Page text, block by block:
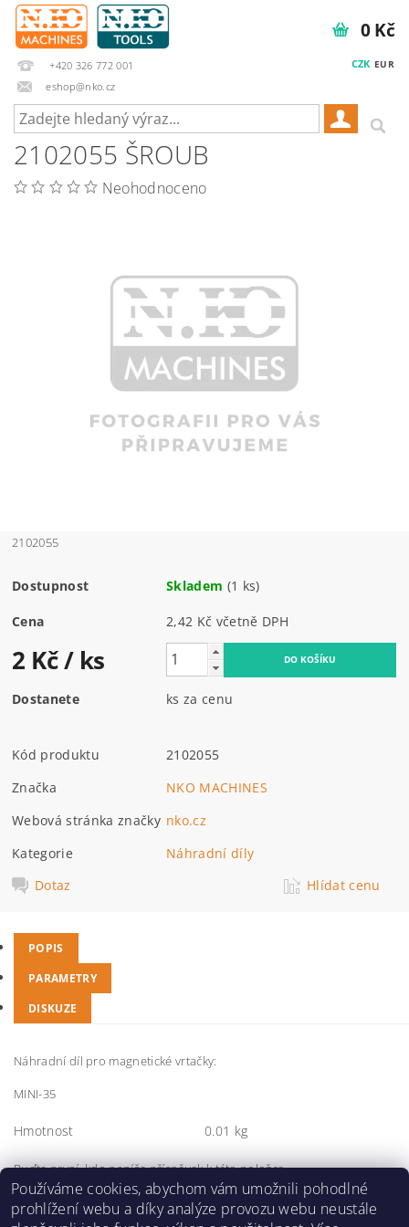
+420 326 772 001
eshop@nko.cz
CZK EUR
0 Kč
2102055 ŠROUB
Neohodnoceno
2102055
Dostupnost Skladem (1 ks)
Cena 2,42 Kč včetně DPH
2 Kč/ ks
Dostanete ks za cenu
Kód produktu
2102055
Značka
NKO MACHINES
Webová stránka značky nko.cz
Kategorie
Náhradní díly
Dotaz
Hlídat cenu
POPIS
PARAMETRY
DISKUZE
Náhradní díl pro magnetické vrtačky:
MINI-35
Hmotnost 0.01 kg
Buďte první, kdo napíše příspěvek k této položce.
Přidat komentář
Používáme cookies, abychom vám umožnili pohodlné
prohlížení webu a díky analýze provozu webu neustále